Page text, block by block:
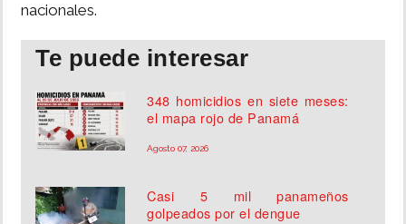
nacionales.
Te puede interesar
348 homicidios en siete meses:
el mapa rojo de Panamá
Agosto 07, 2026
Casi 5 mil panameños
golpeados por el dengue